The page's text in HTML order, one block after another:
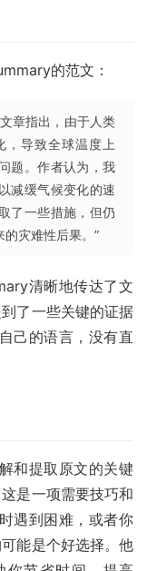
的范文：
章指出，由于人类
，导致全球温度上
题。作者认为，我
减缓气候变化的速
了一些措施，但仍
灾难性后果。”
清晰地传达了文
了一些关键的证据
己的语言，没有直
和提取原文的关键
是一项需要技巧和
遇到困难，或者你
能是个好选择。他